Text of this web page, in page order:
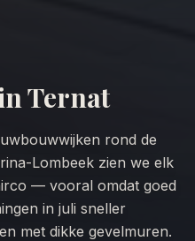
Ternat
rond de
Lombeek zien we elk
— vooral omdat goed
in juli sneller
met dikke gevelmuren.